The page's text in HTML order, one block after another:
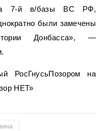
7-й в/базы ВС РФ,
были замечены
Донбасса», —
РосГнусьПозором на
НЕТ»